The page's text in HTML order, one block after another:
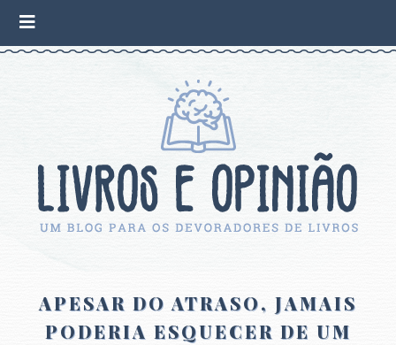
APESAR DO ATRASO, JAMAIS
PODERIA ESQUECER DE UM